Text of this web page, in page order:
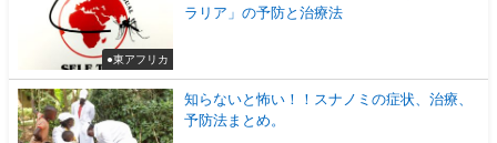
●東アフリカ
ラリア」の予防と治療法
知らないと怖い！！スナノミの症状、治療、
予防法まとめ。